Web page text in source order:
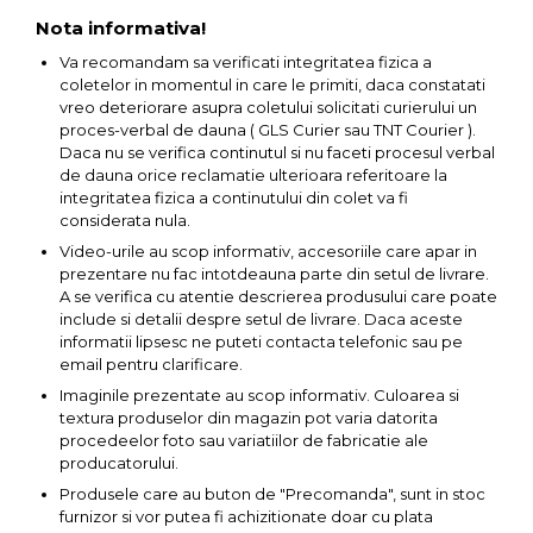
Capre & Suporti Auto
Pat Mobil Auto
Cric Hidraulic
Set / trusa chei tubulare
Chei Tubulare
Multimetru Digital
Bara Tractare Auto
(combustibil)
Presa Hidraulica Tinichigerie
& Suruburi
Extractor Rulmenti
Cabluri
Nota informativa!
Va recomandam sa verificati integritatea fizica a
coletelor in momentul in care le primiti, daca constatati
vreo deteriorare asupra coletului solicitati curierului un
proces-verbal de dauna ( GLS Curier sau TNT Courier ).
Daca nu se verifica continutul si nu faceti procesul verbal
de dauna orice reclamatie ulterioara referitoare la
integritatea fizica a continutului din colet va fi
considerata nula.
Video-urile au scop informativ, accesoriile care apar in
prezentare nu fac intotdeauna parte din setul de livrare.
A se verifica cu atentie descrierea produsului care poate
include si detalii despre setul de livrare. Daca aceste
informatii lipsesc ne puteti contacta telefonic sau pe
email pentru clarificare.
Imaginile prezentate au scop informativ. Culoarea si
textura produselor din magazin pot varia datorita
procedeelor foto sau variatiilor de fabricatie ale
producatorului.
Produsele care au buton de "Precomanda", sunt in stoc
furnizor si vor putea fi achizitionate doar cu plata